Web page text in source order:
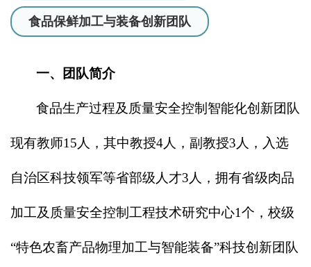
食品保鲜加工与装备创新团队
一、团队简介
食品生产过程及质量安全控制智能化创新团队
现有教师15人，其中教授4人，副教授3人，入选
自治区科技领军等省部级人才3人，拥有省级肉品
加工及质量安全控制工程技术研究中心1个，校级
“特色农畜产品物理加工与智能装备”科技创新团队